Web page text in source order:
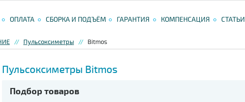
ОПЛАТА СБОРКА И ПОДЪЁМ ГАРАНТИЯ КОМПЕНСАЦИЯ СТАТЬИ
Пульсоксиметры Bitmos
Пульсоксиметры Bitmos
Подбор товаров